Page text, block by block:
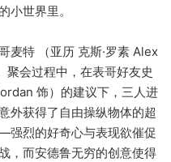
小世界里。
麦特 （亚历 克斯·罗素 Alex
会过程中，在表哥好友史
饰）的建议下，三人进
外获得了自由操纵物体的超
烈的好奇心与表现欲催促
，而安德鲁无穷的创意使得